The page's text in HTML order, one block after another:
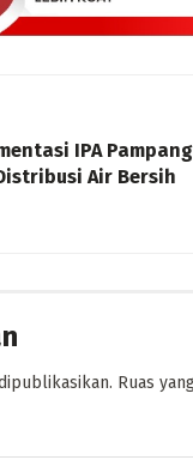
IPA Pampang
Air Bersih
Ruas